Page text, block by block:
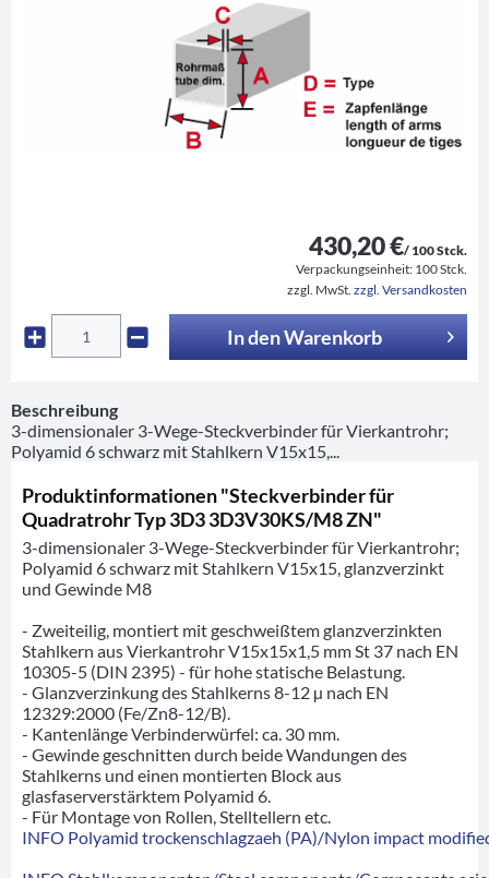
430,20 €/ 100 Stck.
Verpackungseinheit: 100 Stck.
zzgl. MwSt. zzgl. Versandkosten
In denWarenkorb
Beschreibung
3-dimensionaler 3-Wege-Steckverbinder für Vierkantrohr;
Polyamid 6 schwarz mit Stahlkern V15x15,...
Produktinformationen "Steckverbinder für
Quadratrohr Typ 3D3 3D3V30KS/M8 ZN"
3-dimensionaler 3-Wege-Steckverbinder für Vierkantrohr;
Polyamid 6 schwarz mit Stahlkern V15x15, glanzverzinkt
und Gewinde M8
- Zweiteilig, montiert mit geschweißtem glanzverzinkten
Stahlkern aus Vierkantrohr V15x15x1,5 mm St 37 nach EN
10305-5 (DIN 2395) - für hohe statische Belastung.
- Glanzverzinkung des Stahlkerns 8-12 µ nach EN
12329:2000 (Fe/Zn8-12/B).
- Kantenlänge Verbinderwürfel: ca. 30 mm.
- Gewinde geschnitten durch beide Wandungen des
Stahlkerns und einen montierten Block aus
glasfaserverstärktem Polyamid 6.
- Für Montage von Rollen, Stelltellern etc.
INFO Polyamid trockenschlagzaeh (PA)/Nylon impact